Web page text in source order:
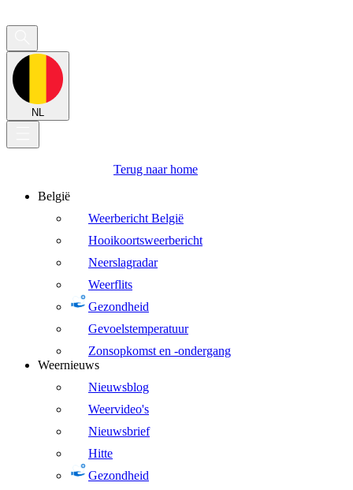
NL
Terug naar home
België
Weerbericht België
Hooikoortsweerbericht
Neerslagradar
Weerflits
Gezondheid
Gevoelstemperatuur
Zonsopkomst en -ondergang
Weernieuws
Nieuwsblog
Weervideo's
Nieuwsbrief
Hitte
Gezondheid